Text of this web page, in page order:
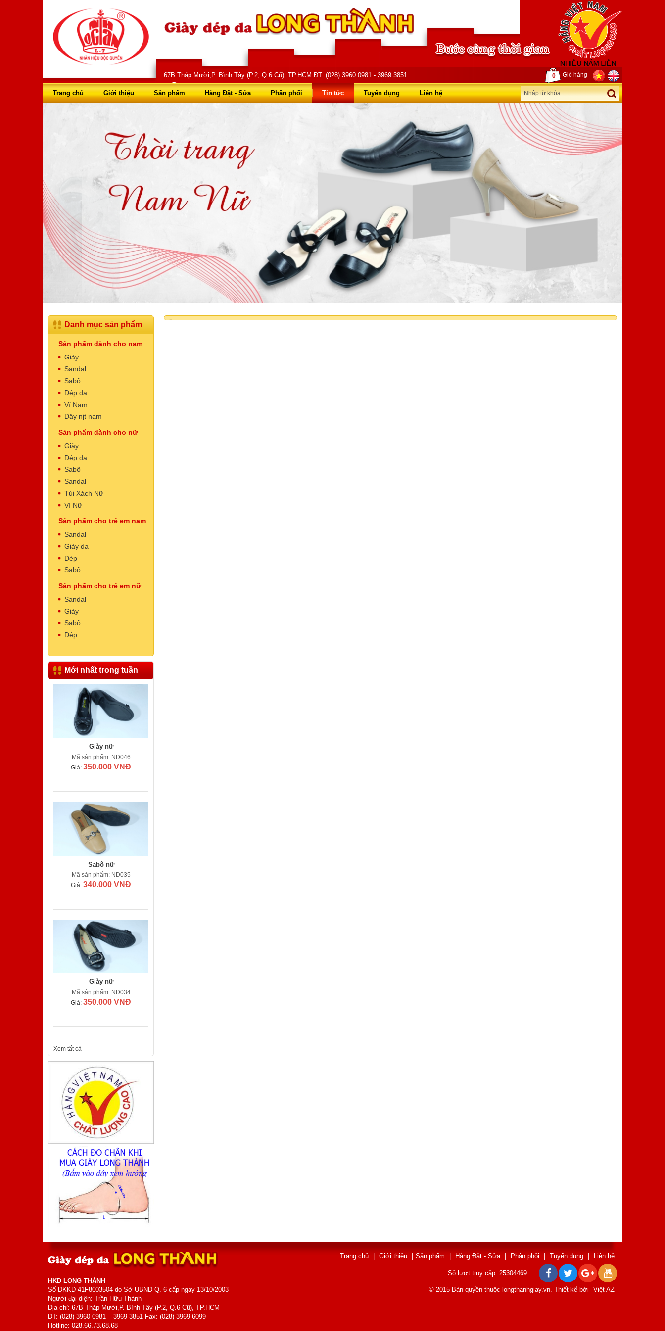
67B Tháp Mười,P. Bình Tây (P.2, Q.6 Cũ), TP.HCM ĐT: (028) 3960 0981 - 3969 3851
028 66 73 68 68 - 0903 823 714
0 Giỏ hàng
Trang chủ Giới thiệu Sản phẩm Hàng Đặt - Sửa Phân phối Tin tức Tuyển dụng Liên hệ
Danh mục sản phẩm
Sản phẩm dành cho nam
Giày
Sandal
Sabô
Dép da
Ví Nam
Dây nịt nam
Sản phẩm dành cho nữ
Giày
Dép da
Sabô
Sandal
Túi Xách Nữ
Ví Nữ
Sản phẩm cho trẻ em nam
Sandal
Giày da
Dép
Sabô
Sản phẩm cho trẻ em nữ
Sandal
Giày
Sabô
Dép
Mới nhất trong tuần
Mã sản phẩm: NT5003
Dép Nam
Mã sản phẩm: NT5002
Giá:
Giá:500.000 VNĐ
Giày nữ
Mã sản phẩm: ND046
Giá: 350.000 VNĐ
Sabô nữ
Mã sản phẩm: ND035
Giá: 340.000 VNĐ
Giày nữ
Mã sản phẩm: ND034
Giá: 350.000 VNĐ
Giày nam
Mã sản phẩm: TA410TM
Giá:800.000 VNĐ
Xem tất cả
HKD LONG THÀNH
Số ĐKKD 41F8003504 do Sở UBND Q. 6 cấp ngày 13/10/2003
Người đại diện: Trần Hữu Thành
Địa chỉ: 67B Tháp Mười,P. Bình Tây (P.2, Q.6 Cũ), TP.HCM
ĐT: (028) 3960 0981 – 3969 3851 Fax: (028) 3969 6099
Hotline: 028.66.73.68.68
Trang chủ | Giới thiệu | Sản phẩm | Hàng Đặt - Sửa | Phân phối | Tuyển dụng | Liên hệ
Số lượt truy cập: 25304469
© 2015 Bản quyền thuộc longthanhgiay.vn. Thiết kế bởi Việt AZ